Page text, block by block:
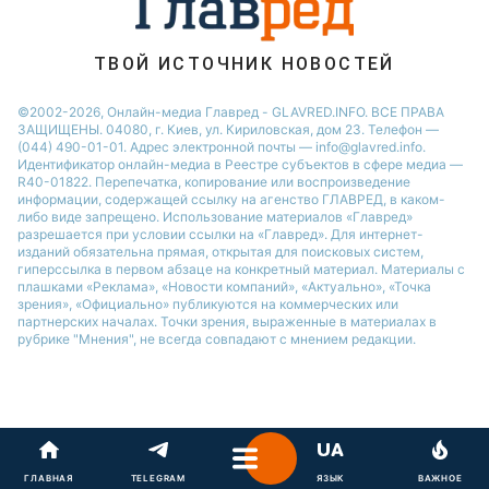
ТВОЙ ИСТОЧНИК НОВОСТЕЙ
©2002-2026, Онлайн-медиа Главред - GLAVRED.INFO. ВСЕ ПРАВА
ЗАЩИЩЕНЫ. 04080, г. Киев, ул. Кириловская, дом 23. Телефон —
(044) 490-01-01. Адрес электронной почты — info@glavred.info.
Идентификатор онлайн-медиа в Реестре cубъектов в сфере медиа —
R40-01822. Перепечатка, копирование или воспроизведение
информации, содержащей ссылку на агенство ГЛАВРЕД, в каком-
либо виде запрещено. Использование материалов «Главред»
разрешается при условии ссылки на «Главред». Для интернет-
изданий обязательна прямая, открытая для поисковых систем,
гиперссылка в первом абзаце на конкретный материал. Материалы с
плашками «Реклама», «Новости компаний», «Актуально», «Точка
зрения», «Официально» публикуются на коммерческих или
партнерских началах. Точки зрения, выраженные в материалах в
рубрике "Мнения", не всегда совпадают с мнением редакции.
ГЛАВНАЯ TELEGRAM ЯЗЫК ВАЖНОЕ